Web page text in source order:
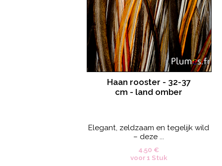
Haan rooster - 32-37
cm - land omber
Elegant, zeldzaam en tegelijk wild
– deze ...
4.50 €
voor 1 Stuk